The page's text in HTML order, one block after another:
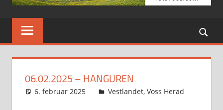
06.02.2025 – HANGUREN
6. februar 2025 Svein
Vestlandet, Voss Herad